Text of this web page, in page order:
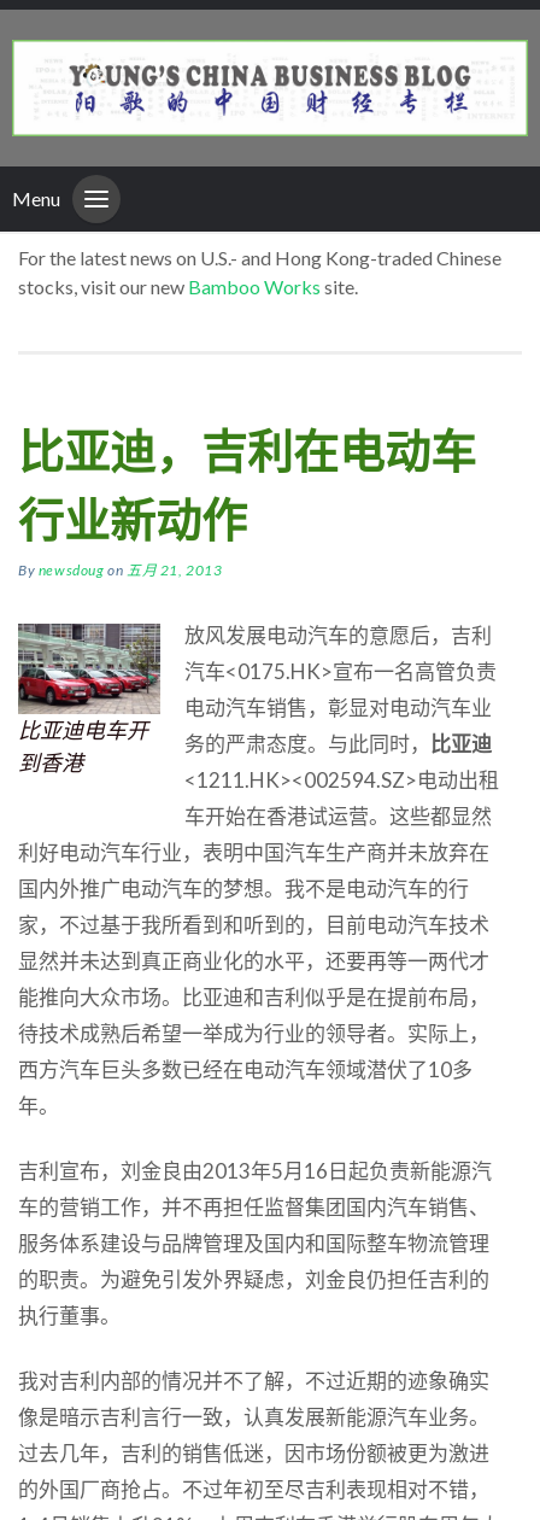
Menu
For the latest news on U.S.- and Hong Kong-traded Chinese
stocks, visit our new Bamboo Works site.
比亚迪，吉利在电动车
行业新动作
By newsdoug on 五月 21, 2013
比亚迪电车开
到香港
放风发展电动汽车的意愿后，吉利
汽车<0175.HK>宣布一名高管负责
电动汽车销售，彰显对电动汽车业
务的严肃态度。与此同时，
比亚迪
<1211.HK><002594.SZ>电动出租
车开始在香港试运营。这些都显然
利好电动汽车行业，表明中国汽车生产商并未放弃在
国内外推广电动汽车的梦想。 我不是电动汽车的行
家，不过基于我所看到和听到的，目前电动汽车技术
显然并未达到真正商业化的水平，还要再等一两代才
能推向大众市场。比亚迪和吉利似乎是在提前布局，
待技术成熟后希望一举成为行业的领导者。实际上，
西方汽车巨头多数已经在电动汽车领域潜伏了10多
年。
吉利宣布，刘金良由2013年5月16日起负责新能源汽
车的营销工作，并不再担任监督集团国内汽车销售、
服务体系建设与品牌管理及国内和国际整车物流管理
的职责。为避免引发外界疑虑，刘金良仍担任吉利的
执行董事。
我对吉利内部的情况并不了解，不过近期的迹象确实
像是暗示吉利言行一致，认真发展新能源汽车业务。
过去几年，吉利的销售低迷，因市场份额被更为激进
的外国厂商抢占。不过年初至尽吉利表现相对不错，